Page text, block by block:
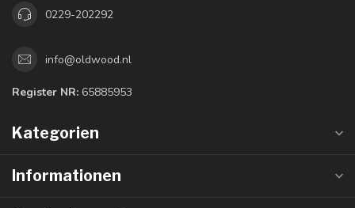
0229-202292
info@oldwood.nl
Register NR: 65885953
Kategorien
Informationen